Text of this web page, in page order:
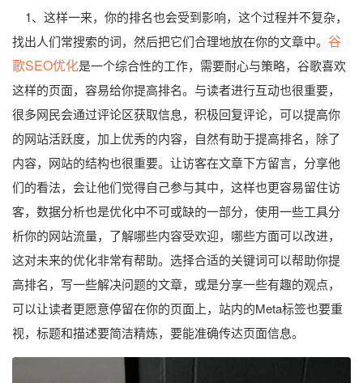
1、这样一来，你的排名也会受到影响，这个过程并不复杂，
找出人们常搜索的词，然后把它们合理地放在你的文章中。 谷
歌SEO优化是一个综合性的工作，需要耐心与策略，谷歌喜欢
这样的页面，容易给你提高排名。与读者进行互动也很重要，
很多网民会通过评论区获取信息，积极回复评论，可以提高你
的网站活跃度，加上优秀的内容，自然有助于提高排名，除了
内容，网站的结构也很重要。让访客在文章下方留言，分享他
们的看法，会让他们觉得自己参与其中，这样也更容易留住访
客，数据分析也是优化中不可或缺的一部分，使用一些工具分
析你的网站流量，了解哪些内容受欢迎，哪些方面可以改进，
这对未来的优化非常有帮助。选择合适的关键词可以帮助你提
高排名，写一些解决问题的文章，或是分享一些有趣的观点，
可以让读者更愿意停留在你的页面上，站内的Meta标签也要重
视，标题和描述要简洁精炼，要能准确传达页面信息。